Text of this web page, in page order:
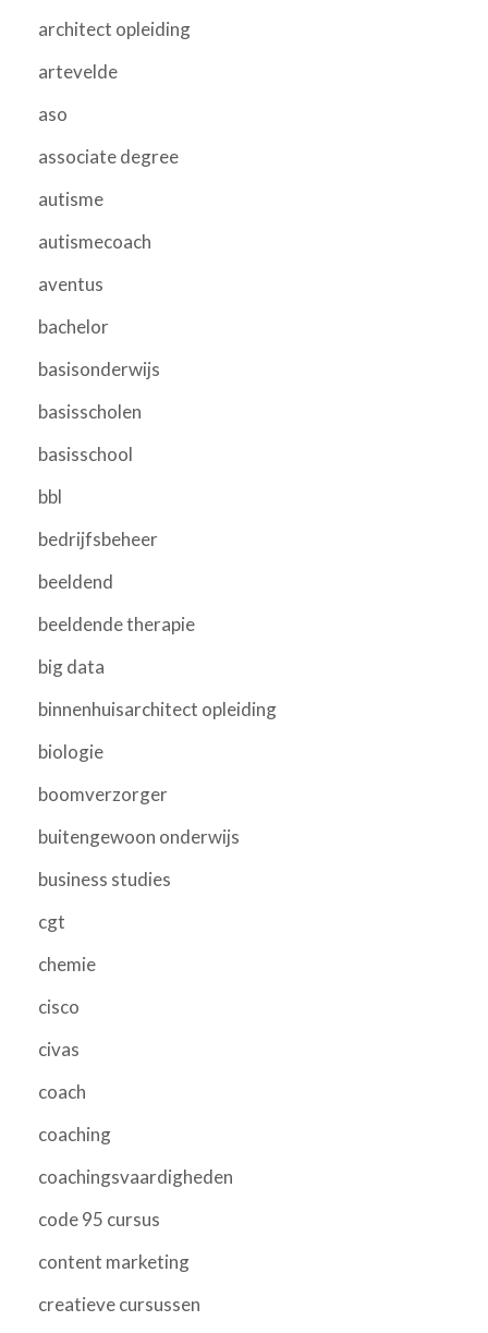
architect opleiding
artevelde
aso
associate degree
autisme
autismecoach
aventus
bachelor
basisonderwijs
basisscholen
basisschool
bbl
bedrijfsbeheer
beeldend
beeldende therapie
big data
binnenhuisarchitect opleiding
biologie
boomverzorger
buitengewoon onderwijs
business studies
cgt
chemie
cisco
civas
coach
coaching
coachingsvaardigheden
code 95 cursus
content marketing
creatieve cursussen